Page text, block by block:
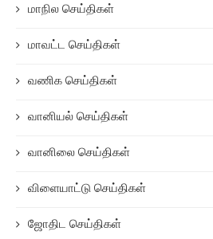
மாநில செய்திகள்
மாவட்ட செய்திகள்
வணிக செய்திகள்
வானியல் செய்திகள்
வானிலை செய்திகள்
விளையாட்டு செய்திகள்
ஜோதிட செய்திகள்